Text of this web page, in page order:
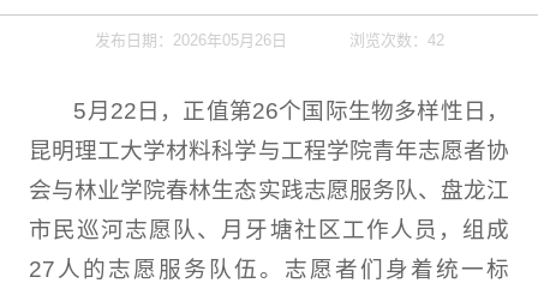
发布日期：2026年05月26日 浏览次数： 42
5月22日，正值第26个国际生物多样性日，
昆明理工大学材料科学与工程学院青年志愿者协
会与林业学院春林生态实践志愿服务队、盘龙江
市民巡河志愿队、月牙塘社区工作人员，组成
27人的志愿服务队伍。志愿者们身着统一标